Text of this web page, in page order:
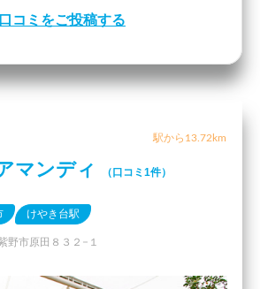
口コミをご投稿する
駅から13.72km
マンディ （口コミ1件）
けやき台駅
野市原田８３２−１